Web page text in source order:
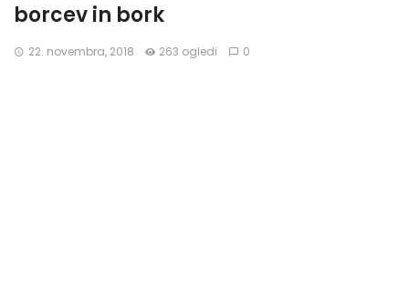
borcev in bork
22. novembra, 2018 263 ogledi 0